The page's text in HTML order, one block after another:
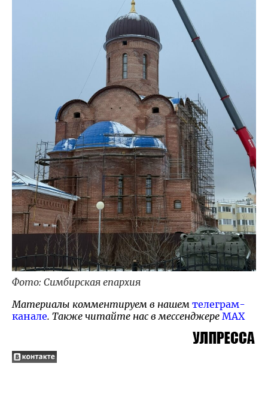
Фото: Симбирская епархия
Материалы комментируем в нашем телеграм-
канале. Также читайте нас в мессенджере MAX